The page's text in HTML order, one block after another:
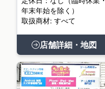
年末年始を除く）
取扱商材: すべて
店舗詳細・地図